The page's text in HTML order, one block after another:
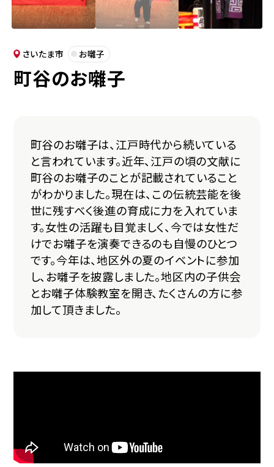
さいたま市 お囃子
町谷のお囃子
町谷のお囃子は、江戸時代から続いている
と言われています。近年、江戸の頃の文献に
町谷のお囃子のことが記載されていること
がわかりました。現在は、この伝統芸能を後
世に残すべく後進の育成に力を入れていま
す。女性の活躍も目覚ましく、今では女性だ
けでお囃子を演奏できるのも自慢のひとつ
です。今年は、地区外の夏のイベントに参加
し、お囃子を披露しました。地区内の子供会
とお囃子体験教室を開き、たくさんの方に参
加して頂きました。